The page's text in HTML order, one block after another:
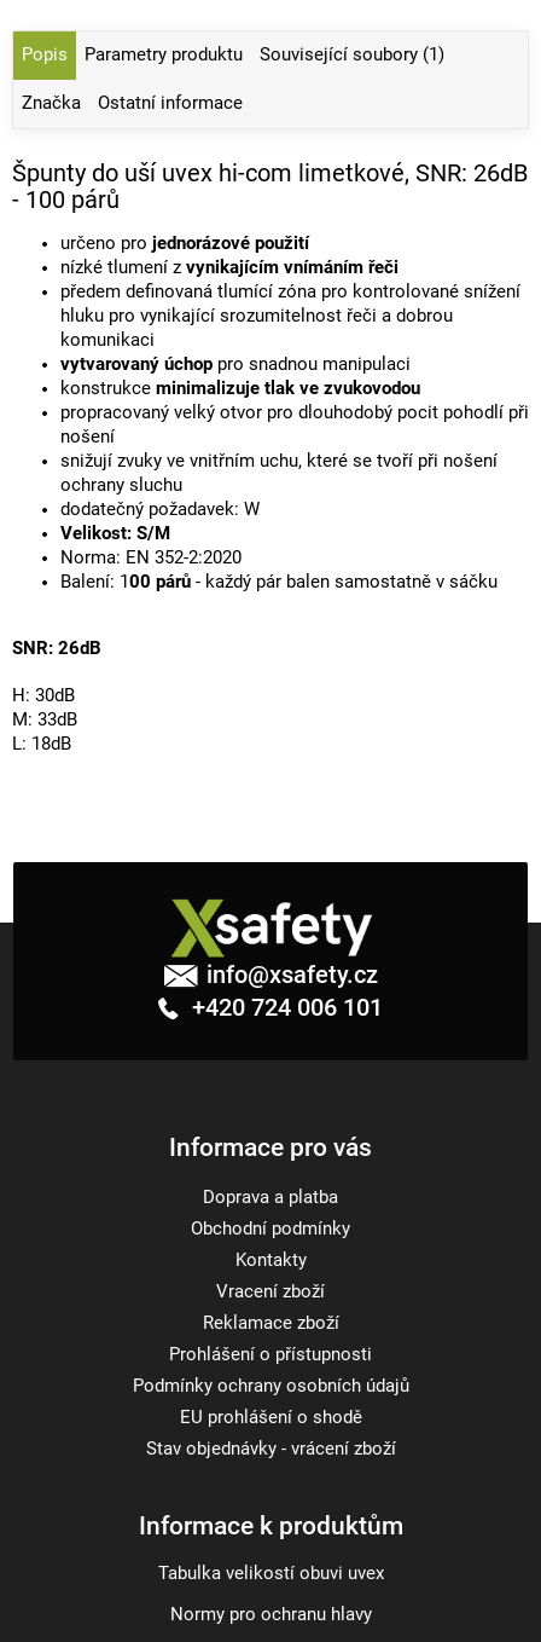
Popis Parametry produktu Související soubory (1)
Značka Ostatní informace
Špunty do uší uvex hi-com limetkové, SNR: 26dB
- 100 párů
určeno pro jednorázové použití
nízké tlumení z vynikajícím vnímáním řeči
předem definovaná tlumící zóna pro kontrolované snížení
hluku pro vynikající srozumitelnost řeči a dobrou
komunikaci
vytvarovaný úchop pro snadnou manipulaci
konstrukce minimalizuje tlak ve zvukovodou
propracovaný velký otvor pro dlouhodobý pocit pohodlí při
nošení
snižují zvuky ve vnitřním uchu, které se tvoří při nošení
ochrany sluchu
dodatečný požadavek: W
Velikost: S/M
Norma: EN 352-2:2020
Balení: 100 párů - každý pár balen samostatně v sáčku
SNR: 26dB
H: 30dB
M: 33dB
L: 18dB
info@xsafety.cz
+420 724 006 101
Informace pro vás
Doprava a platba
Obchodní podmínky
Kontakty
Vracení zboží
Reklamace zboží
Prohlášení o přístupnosti
Podmínky ochrany osobních údajů
EU prohlášení o shodě
Stav objednávky - vrácení zboží
Informace k produktům
Tabulka velikostí obuvi uvex
Normy pro ochranu hlavy